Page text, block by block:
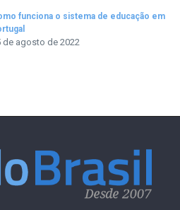
funciona o sistema de educação em
de agosto de 2022